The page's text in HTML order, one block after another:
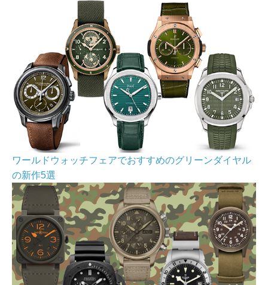
ワールドウォッチフェアでおすすめのグリーンダイヤル
の新作5選